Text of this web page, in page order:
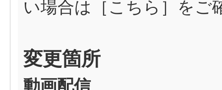
い場合は［ こちら ］をご
変更箇所
動画配信